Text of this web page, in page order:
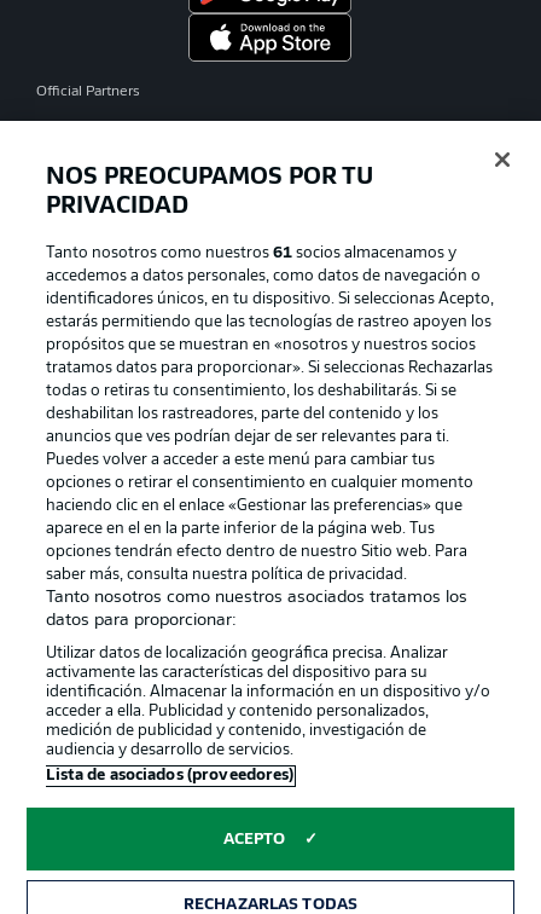
Official Partners
Publicidad Aviso legal
Gestionar las preferencias Declaracion de privacidad
Canales Trabajos
Jugadores Condiciones de uso
Sello Editorial Contacto
© 2026 Bundesliga-Gruppe GmbH
Elegir idioma
NOS PREOCUPAMOS POR TU
PRIVACIDAD
Tanto nosotros como nuestros61 socios almacenamos y
accedemos a datos personales, como datos de navegación o
identificadores únicos, en tu dispositivo. Si seleccionas Acepto,
estarás permitiendo que las tecnologías de rastreo apoyen los
propósitos que se muestran en «nosotros y nuestros socios
tratamos datos para proporcionar». Si seleccionas Rechazarlas
todas o retiras tu consentimiento, los deshabilitarás. Si se
deshabilitan los rastreadores, parte del contenido y los
anuncios que ves podrían dejar de ser relevantes para ti.
Puedes volver a acceder a este menú para cambiar tus
opciones o retirar el consentimiento en cualquier momento
haciendo clic en el enlace «Gestionar las preferencias» que
aparece en el en la parte inferior de la página web. Tus
opciones tendrán efecto dentro de nuestro Sitio web. Para
saber más, consulta nuestra política de privacidad.
Tanto nosotros como nuestros asociados tratamos los
datos para proporcionar:
Utilizar datos de localización geográfica precisa. Analizar
activamente las características del dispositivo para su
identificación. Almacenar la información en un dispositivo y/o
acceder a ella. Publicidad y contenido personalizados,
medición de publicidad y contenido, investigación de
audiencia y desarrollo de servicios.
Lista de asociados (proveedores)
ACEPTO
RECHAZARLAS TODAS